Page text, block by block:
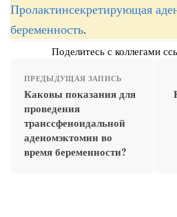
Пролактинсекретирующая
беременность.
Поделитесь с коллегами
ПРЕДЫДУЩАЯ ЗАПИСЬ
Каковы показания для
проведения
транссфеноидальной
аденомэктомии во
время беременности?